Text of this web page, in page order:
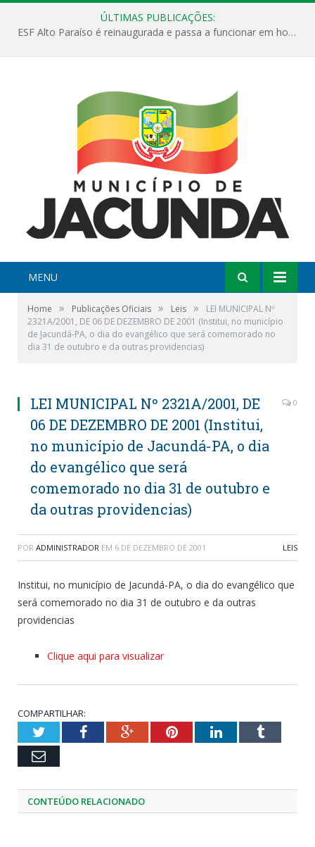
ÚLTIMAS PUBLICAÇÕES:
ESF Alto Paraíso é reinaugurada e passa a funcionar em horário estendido
MENU
Home » Publicações Oficiais » Leis »
LEI MUNICIPAL Nº
2321A/2001, DE 06 DE DEZEMBRO DE 2001 (Institui, no município
de Jacundá-PA, o dia do evangélico que será comemorado no
dia 31 de outubro e da outras providencias)
LEI MUNICIPAL Nº 2321A/2001, DE
06 DE DEZEMBRO DE 2001 (Institui,
no município de Jacundá-PA, o dia
do evangélico que será
comemorado no dia 31 de outubro e
da outras providencias)
0
POR ADMINISTRADOR EM 6 DE DEZEMBRO DE 2001 LEIS
Institui, no município de Jacundá-PA, o dia do evangélico que
será comemorado no dia 31 de outubro e da outras
providencias
Clique aqui para visualizar
COMPARTILHAR:
TwitterFacebookGoogle+PinterestLinkedInTumblr
Email
CONTEÚDO RELACIONADO